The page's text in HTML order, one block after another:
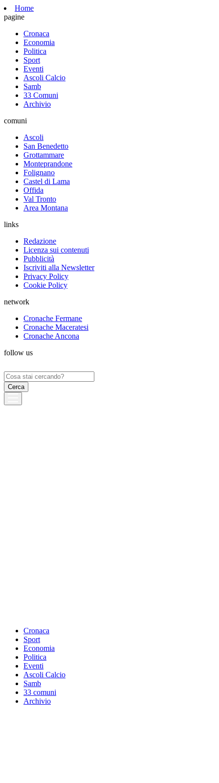
Home
pagine
Cronaca
Economia
Politica
Sport
Eventi
Ascoli Calcio
Samb
33 Comuni
Archivio
comuni
Ascoli
San Benedetto
Grottammare
Monteprandone
Folignano
Castel di Lama
Offida
Val Tronto
Area Montana
links
Redazione
Licenza sui contenuti
Pubblicità
Iscriviti alla Newsletter
Privacy Policy
Cookie Policy
network
Cronache Fermane
Cronache Maceratesi
Cronache Ancona
follow us
Ricerca
per:
Cronaca
Sport
Economia
Politica
Eventi
Ascoli Calcio
Samb
33 comuni
Archivio